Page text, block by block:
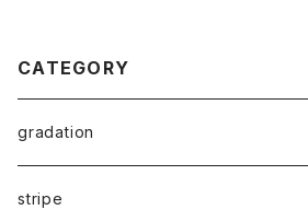
CATEGORY
gradation
stripe